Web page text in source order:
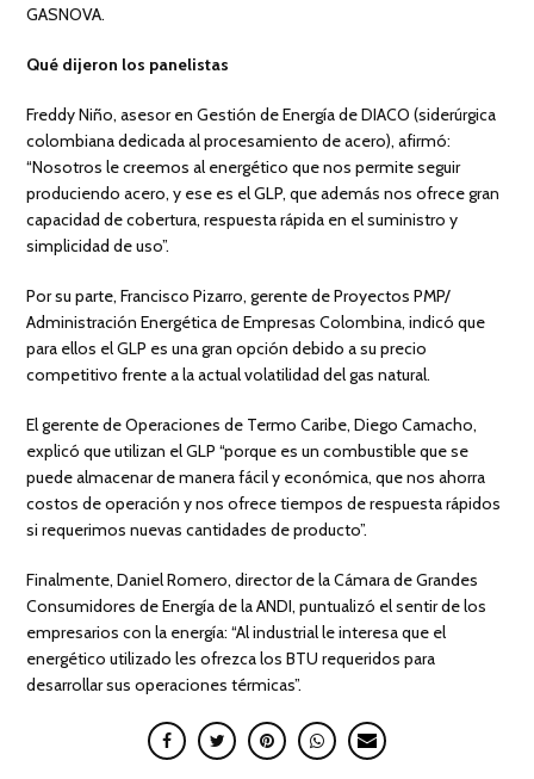
GASNOVA.
Qué dijeron los panelistas
Freddy Niño, asesor en Gestión de Energía de DIACO (siderúrgica
colombiana dedicada al procesamiento de acero), afirmó:
“Nosotros le creemos al energético que nos permite seguir
produciendo acero, y ese es el GLP, que además nos ofrece gran
capacidad de cobertura, respuesta rápida en el suministro y
simplicidad de uso”.
Por su parte, Francisco Pizarro, gerente de Proyectos PMP/
Administración Energética de Empresas Colombina, indicó que
para ellos el GLP es una gran opción debido a su precio
competitivo frente a la actual volatilidad del gas natural.
El gerente de Operaciones de Termo Caribe, Diego Camacho,
explicó que utilizan el GLP “porque es un combustible que se
puede almacenar de manera fácil y económica, que nos ahorra
costos de operación y nos ofrece tiempos de respuesta rápidos
si requerimos nuevas cantidades de producto”.
Finalmente, Daniel Romero, director de la Cámara de Grandes
Consumidores de Energía de la ANDI, puntualizó el sentir de los
empresarios con la energía: “Al industrial le interesa que el
energético utilizado les ofrezca los BTU requeridos para
desarrollar sus operaciones térmicas”.